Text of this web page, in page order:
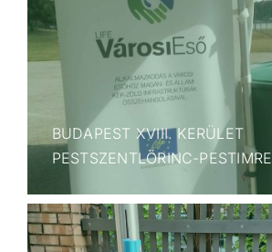
BUDAPEST XVIII. KERÜLET
PESTSZENTLŐRINC-PESTIMRE